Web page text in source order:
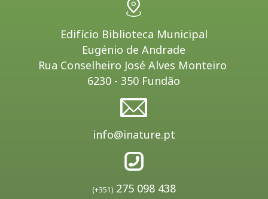
Edifício Biblioteca Municipal
Eugénio de Andrade
Rua Conselheiro José Alves Monteiro
6230 - 350 Fundão
info@inature.pt
(+351) 275 098 438